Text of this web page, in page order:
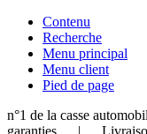
Contenu
Recherche
Menu principal
Menu client
Pied de page
n°1 de la casse
garanties |